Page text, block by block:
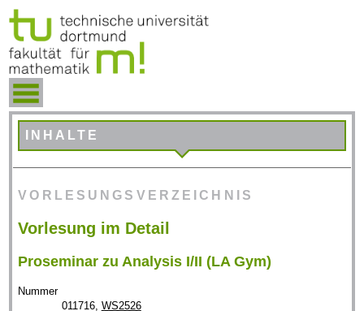
INHALTE
VORLESUNGSVERZEICHNIS
Vorlesung im Detail
Proseminar zu Analysis I/II (LA Gym)
Nummer
011716, WS2526